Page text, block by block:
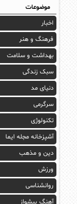
موضوعات
اخبار
فرهنگ و هنر
بهداشت و سلامت
سبک زندگی
دنیای مد
سرگرمی
تکنولوژی
آشپزخانه مجله ایما
دین و مذهب
ورزش
روانشناسی
آهنگ پیشواز